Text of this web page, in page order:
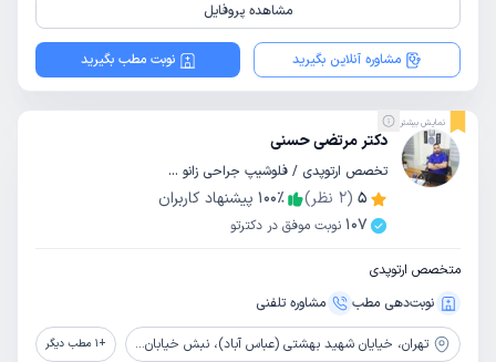
مشاهده پروفایل
مشاوره آنلاین بگیرید نوبت مطب بگیرید
نمایش بیشتر
دکتر مرتضی حسنی
تخصص ارتوپدی / فلوشیپ جراحی زانو / فلوشیپ جراحی لگن و ران / فلوشیپ جراحی پا و مچ پا
5
(
2 نظر) 100٪
پیشنهاد کاربران
107 نوبت موفق در دکترتو
متخصص ارتوپدی
نوبت‌دهی مطب
مشاوره‌ تلفنی
تهران، خیایان شهید بهشتی (عباس آباد)، نبش خیابان میرعماد، ساختمان پزشکان میرعماد (پلاک 280)، واحد 8 +
1 مطب دیگر